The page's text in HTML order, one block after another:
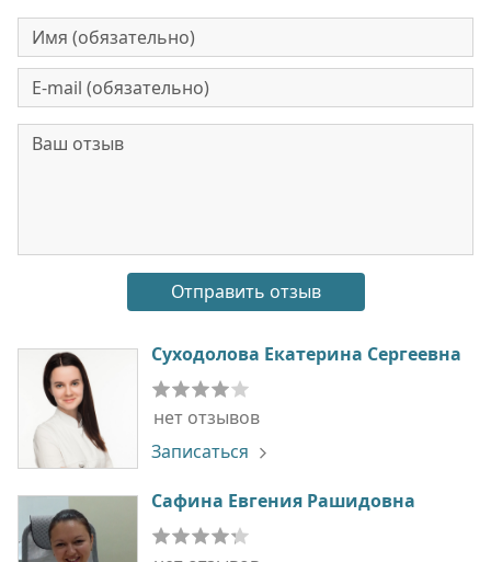
Суходолова Екатерина Сергеевна
нет отзывов
Записаться
Сафина Евгения Рашидовна